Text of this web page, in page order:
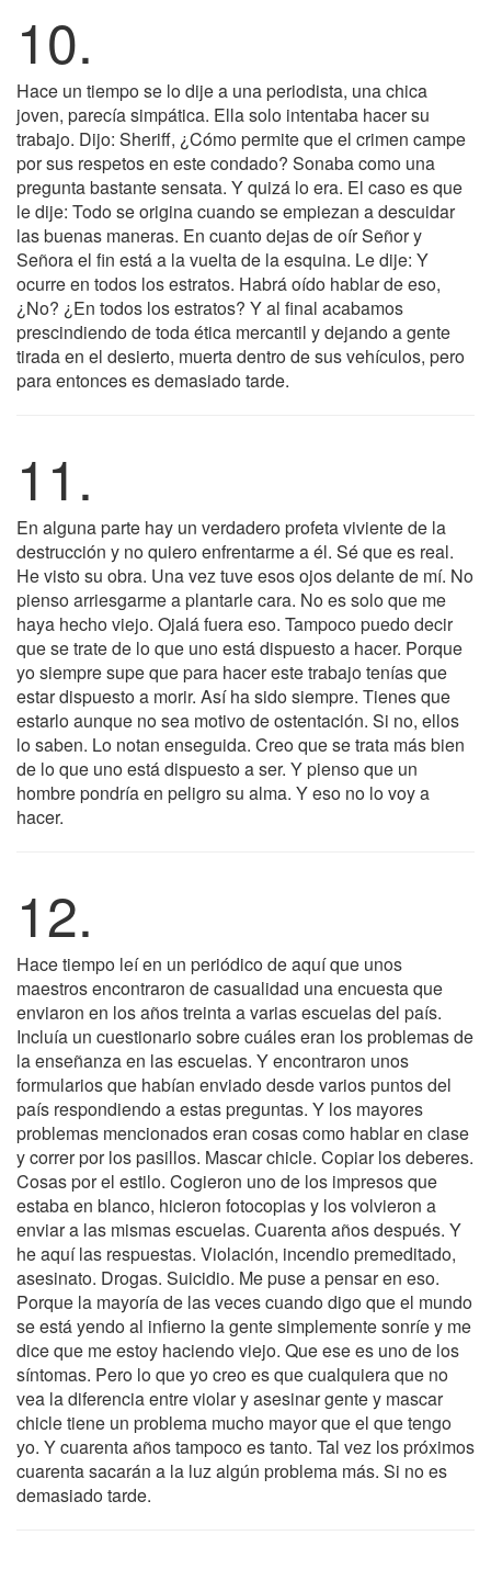
10.
Hace un tiempo se lo dije a una periodista, una chica
joven, parecía simpática. Ella solo intentaba hacer su
trabajo. Dijo: Sheriff, ¿Cómo permite que el crimen campe
por sus respetos en este condado? Sonaba como una
pregunta bastante sensata. Y quizá lo era. El caso es que
le dije: Todo se origina cuando se empiezan a descuidar
las buenas maneras. En cuanto dejas de oír Señor y
Señora el fin está a la vuelta de la esquina. Le dije: Y
ocurre en todos los estratos. Habrá oído hablar de eso,
¿No? ¿En todos los estratos? Y al final acabamos
prescindiendo de toda ética mercantil y dejando a gente
tirada en el desierto, muerta dentro de sus vehículos, pero
para entonces es demasiado tarde.
11.
En alguna parte hay un verdadero profeta viviente de la
destrucción y no quiero enfrentarme a él. Sé que es real.
He visto su obra. Una vez tuve esos ojos delante de mí. No
pienso arriesgarme a plantarle cara. No es solo que me
haya hecho viejo. Ojalá fuera eso. Tampoco puedo decir
que se trate de lo que uno está dispuesto a hacer. Porque
yo siempre supe que para hacer este trabajo tenías que
estar dispuesto a morir. Así ha sido siempre. Tienes que
estarlo aunque no sea motivo de ostentación. Si no, ellos
lo saben. Lo notan enseguida. Creo que se trata más bien
de lo que uno está dispuesto a ser. Y pienso que un
hombre pondría en peligro su alma. Y eso no lo voy a
hacer.
12.
Hace tiempo leí en un periódico de aquí que unos
maestros encontraron de casualidad una encuesta que
enviaron en los años treinta a varias escuelas del país.
Incluía un cuestionario sobre cuáles eran los problemas de
la enseñanza en las escuelas. Y encontraron unos
formularios que habían enviado desde varios puntos del
país respondiendo a estas preguntas. Y los mayores
problemas mencionados eran cosas como hablar en clase
y correr por los pasillos. Mascar chicle. Copiar los deberes.
Cosas por el estilo. Cogieron uno de los impresos que
estaba en blanco, hicieron fotocopias y los volvieron a
enviar a las mismas escuelas. Cuarenta años después. Y
he aquí las respuestas. Violación, incendio premeditado,
asesinato. Drogas. Suicidio. Me puse a pensar en eso.
Porque la mayoría de las veces cuando digo que el mundo
se está yendo al infierno la gente simplemente sonríe y me
dice que me estoy haciendo viejo. Que ese es uno de los
síntomas. Pero lo que yo creo es que cualquiera que no
vea la diferencia entre violar y asesinar gente y mascar
chicle tiene un problema mucho mayor que el que tengo
yo. Y cuarenta años tampoco es tanto. Tal vez los próximos
cuarenta sacarán a la luz algún problema más. Si no es
demasiado tarde.